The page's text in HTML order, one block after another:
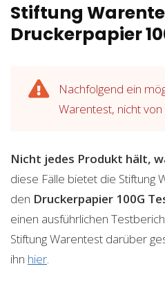
Stiftung
Druckerpapier
Nachfolgend ein
Warentest, nicht
Nicht jedes Produkt hält,
diese Fälle bietet die Stiftung
den Druckerpapier 100G
einen ausführlichen
Stiftung Warentest darüber
ihn hier.